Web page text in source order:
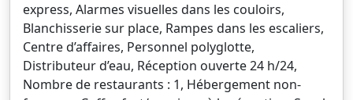
express, Alarmes visuelles dans les couloirs,
Blanchisserie sur place, Rampes dans les escaliers,
Centre d’affaires, Personnel polyglotte,
Distributeur d’eau, Réception ouverte 24 h/24,
Nombre de restaurants : 1, Hébergement non-